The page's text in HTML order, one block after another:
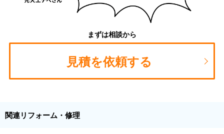
まずは相談から
見積を依頼する
関連リフォーム・修理